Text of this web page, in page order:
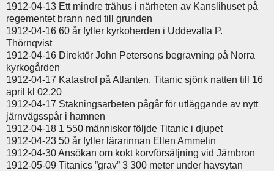
1912-04-13 Ett mindre trähus i närheten av Kanslihuset på
regementet brann ned till grunden
1912-04-16 60 år fyller kyrkoherden i Uddevalla P.
Thörnqvist
1912-04-16 Direktör John Petersons begravning på Norra
kyrkogården
1912-04-17 Katastrof på Atlanten. Titanic sjönk natten till 16
april kl 02.20
1912-04-17 Stakningsarbeten pågår för utläggande av nytt
järnvägsspår i hamnen
1912-04-18 1 550 människor följde Titanic i djupet
1912-04-23 50 år fyller lärarinnan Ellen Ammelin
1912-04-30 Ansökan om kokt korvförsäljning vid Järnbron
1912-05-09 Titanics ”grav” 3 300 meter under havsytan